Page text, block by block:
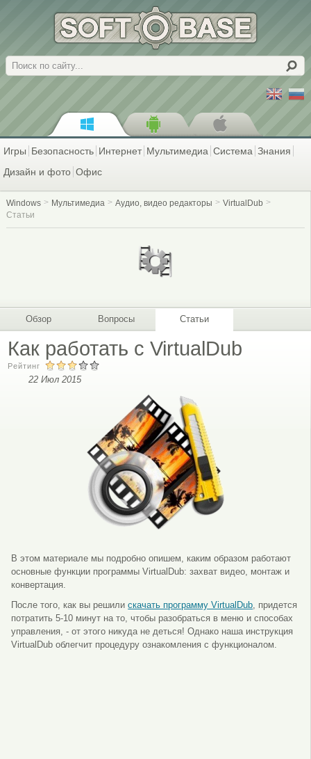
Поиск
Игры Безопасность Интернет Мультимедиа Система Знания
Дизайн и фото Офис
Windows Мультимедиа Аудио, видео редакторы
VirtualDub
Статьи
Обзор Вопросы Статьи
Как работать с VirtualDub
Рейтинг
22 Июл 2015
В этом материале мы подробно опишем, каким образом работают
основные функции программы VirtualDub: захват видео, монтаж и
конвертация.
После того, как вы решилискачать программу VirtualDub , придется
потратить 5-10 минут на то, чтобы разобраться в меню и способах
управления, - от этого никуда не деться! Однако наша инструкция
VirtualDub облегчит процедуру ознакомления с функционалом.